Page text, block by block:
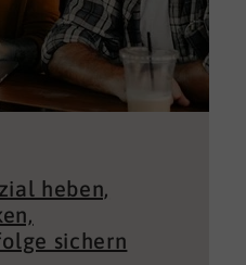
heben,
sichern